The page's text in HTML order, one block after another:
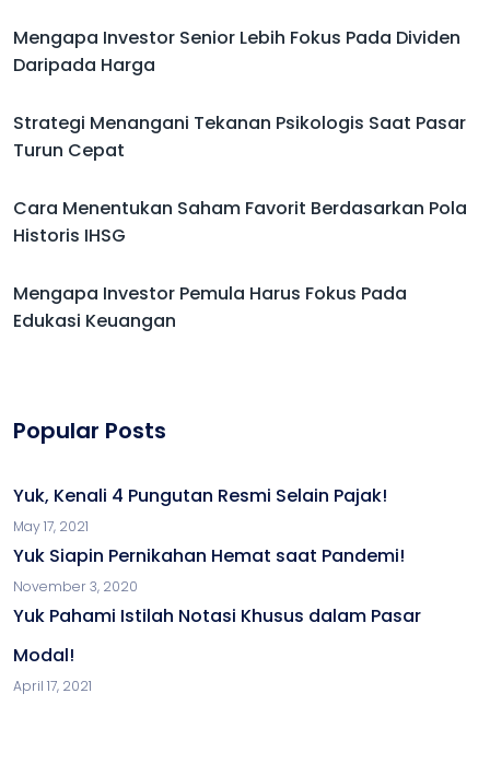
Mengapa Investor Senior Lebih Fokus Pada Dividen
Daripada Harga
Strategi Menangani Tekanan Psikologis Saat Pasar
Turun Cepat
Cara Menentukan Saham Favorit Berdasarkan Pola
Historis IHSG
Mengapa Investor Pemula Harus Fokus Pada
Edukasi Keuangan
Popular Posts
Yuk, Kenali 4 Pungutan Resmi Selain Pajak!
May 17, 2021
Yuk Siapin Pernikahan Hemat saat Pandemi!
November 3, 2020
Yuk Pahami Istilah Notasi Khusus dalam Pasar
Modal!
April 17, 2021